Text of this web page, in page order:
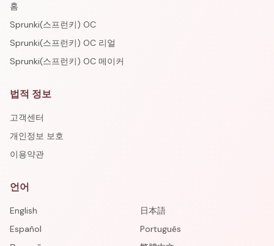
홈
Sprunki(스프런키) OC
Sprunki(스프런키) OC 리얼
Sprunki(스프런키) OC 메이커
법적 정보
고객센터
개인정보 보호
이용약관
언어
English
日本語
Español
Português